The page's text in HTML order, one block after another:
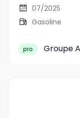
07/2025
Gasoline
pro Groupe